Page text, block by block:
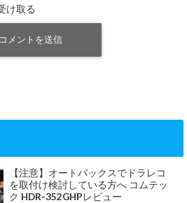
け取る
【注意】オートバックスでドラレコ
を取付け検討している方へ コムテッ
ク HDR-352GHPレビュー